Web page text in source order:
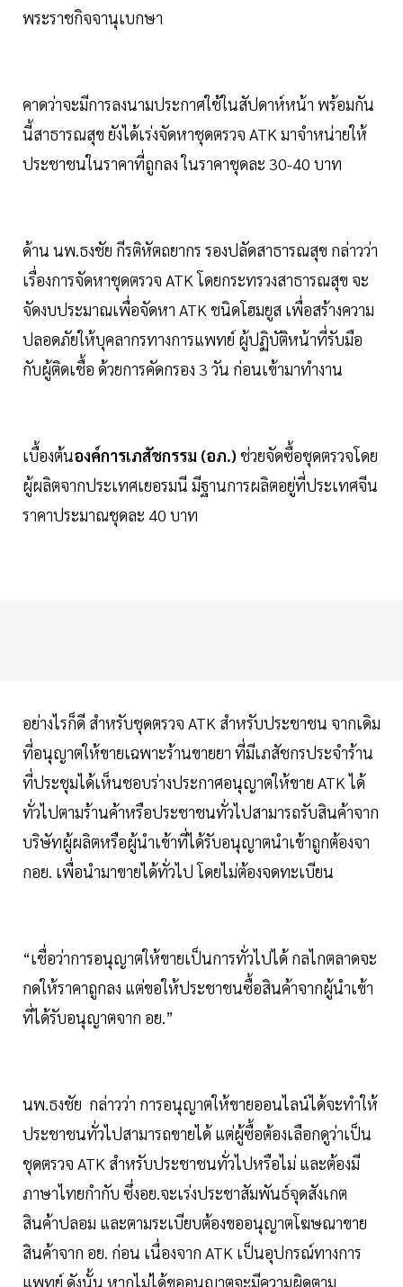
พระราชกิจจานุเบกษา
คาดว่าจะมีการลงนามประกาศใช้ในสัปดาห์หน้า พร้อมกัน
นี้สาธารณสุข ยังได้เร่งจัดหาชุดตรวจ ATK มาจำหน่ายให้
ประชาชนในราคาที่ถูกลง ในราคาชุดละ 30-40 บาท
ด้าน นพ.ธงชัย กีรติหัตถยากร รองปลัดสาธารณสุข กล่าวว่า
เรื่องการจัดหาชุดตรวจ ATK โดยกระทรวงสาธารณสุข จะ
จัดงบประมาณเพื่อจัดหา ATK ชนิดโฮมยูส เพื่อสร้างความ
ปลอดภัยให้บุคลากรทางการแพทย์ ผู้ปฏิบัติหน้าที่รับมือ
กับผู้ติดเชื้อ ด้วยการคัดกรอง 3 วัน ก่อนเข้ามาทำงาน
เบื้องต้นองค์การเภสัชกรรม (อภ.) ช่วยจัดซื้อชุดตรวจโดย
ผู้ผลิตจากประเทศเยอรมนี มีฐานการผลิตอยู่ที่ประเทศจีน
ราคาประมาณชุดละ 40 บาท
อย่างไรก็ดี สำหรับชุดตรวจ ATK สำหรับประชาชน จากเดิม
ที่อนุญาตให้ขายเฉพาะร้านขายยา ที่มีเภสัชกรประจำร้าน
ที่ประชุมได้เห็นชอบร่างประกาศอนุญาตให้ขาย ATK ได้
ทั่วไปตามร้านค้าหรือประชาชนทั่วไปสามารถรับสินค้าจาก
บริษัทผู้ผลิตหรือผู้นำเข้าที่ได้รับอนุญาตนำเข้าถูกต้องจา
กอย. เพื่อนำมาขายได้ทั่วไป โดยไม่ต้องจดทะเบียน
“เชื่อว่าการอนุญาตให้ขายเป็นการทั่วไปได้ กลไกตลาดจะ
กดให้ราคาถูกลง แต่ขอให้ประชาชนซื้อสินค้าจากผู้นำเข้า
ที่ได้รับอนุญาตจาก อย.”
นพ.ธงชัย กล่าวว่า การอนุญาตให้ขายออนไลน์ได้จะทำให้
ประชาชนทั่วไปสามารถขายได้ แต่ผู้ซื้อต้องเลือกดูว่าเป็น
ชุดตรวจ ATK สำหรับประชาชนทั่วไปหรือไม่ และต้องมี
ภาษาไทยกำกับ ซึ่งอย.จะเร่งประชาสัมพันธ์จุดสังเกต
สินค้าปลอม และตามระเบียบต้องขออนุญาตโฆษณาขาย
สินค้าจาก อย. ก่อน เนื่องจาก ATK เป็นอุปกรณ์ทางการ
แพทย์ ดังนั้น หากไม่ได้ขออนุญาตจะมีความผิดตาม